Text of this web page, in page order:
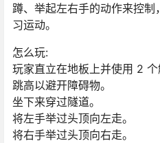
蹲、举起左右手的动作来控
习运动。
怎么玩:
玩家直立在地板上并使用 2 个
跳高以避开障碍物。
坐下来穿过隧道。
将左手举过头顶向左走。
将右手举过头顶向右走。